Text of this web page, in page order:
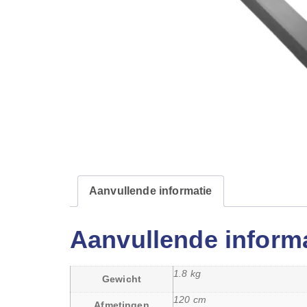
Aanvullende informatie
Aanvullende
Gewicht 1.8 kg
120 cm